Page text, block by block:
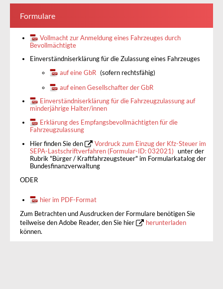
Formulare
Vollmacht zur Anmeldung eines Fahrzeuges durch
Bevollmächtigte
Einverständniserklärung für die Zulassung eines Fahrzeuges
auf eine GbR (sofern rechtsfähig)
auf einen Gesellschafter der GbR
Einverständniserklärung für die Fahrzeugzulassung auf
minderjährige Halter/innen
Erklärung des Empfangsbevollmächtigten für die
Fahrzeugzulassung
Hier finden Sie den
Vordruck zum Einzug der Kfz-Steuer im
SEPA-Lastschriftverfahren (Formular-ID: 032021) unter der
Rubrik "Bürger / Kraftfahrzeugsteuer" im Formularkatalog der
Bundesfinanzverwaltung
ODER
hier im PDF-Format
Zum Betrachten und Ausdrucken der Formulare benötigen Sie
teilweise den Adobe Reader, den Sie hier
herunterladen
können.